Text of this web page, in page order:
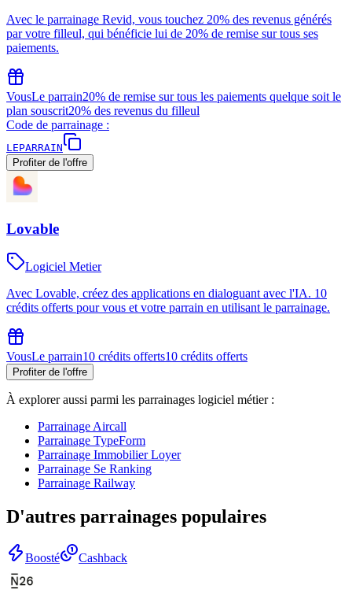
Avec le parrainage Revid, vous touchez 20% des revenus générés
par votre filleul, qui bénéficie lui de 20% de remise sur tous ses
paiements.
VousLe parrain20% de remise sur tous les paiements quelque soit le
plan souscrit20% des revenus du filleul
Code de parrainage :
LEPARRAIN
Profiter de l'offre
Lovable
Logiciel Metier
Avec Lovable, créez des applications en dialoguant avec l'IA. 10
crédits offerts pour vous et votre parrain en utilisant le parrainage.
VousLe parrain10 crédits offerts10 crédits offerts
Profiter de l'offre
À explorer aussi parmi les parrainages logiciel métier:
Parrainage Aircall
Parrainage TypeForm
Parrainage Immobilier Loyer
Parrainage Se Ranking
Parrainage Railway
D'autres parrainages populaires
Boosté Cashback